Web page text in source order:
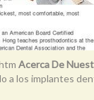
Acerca De
a los implantes